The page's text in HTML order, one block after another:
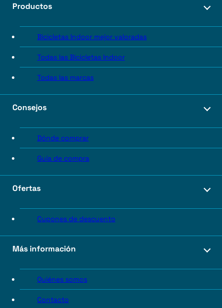
Productos
Bicicletas Indoor mejor valoradas
Todas las Bicicletas Indoor
Todas las marcas
Consejos
Dónde comprar
Guía de compra
Ofertas
Cupones de descuento
Más información
Quiénes somos
Contacto